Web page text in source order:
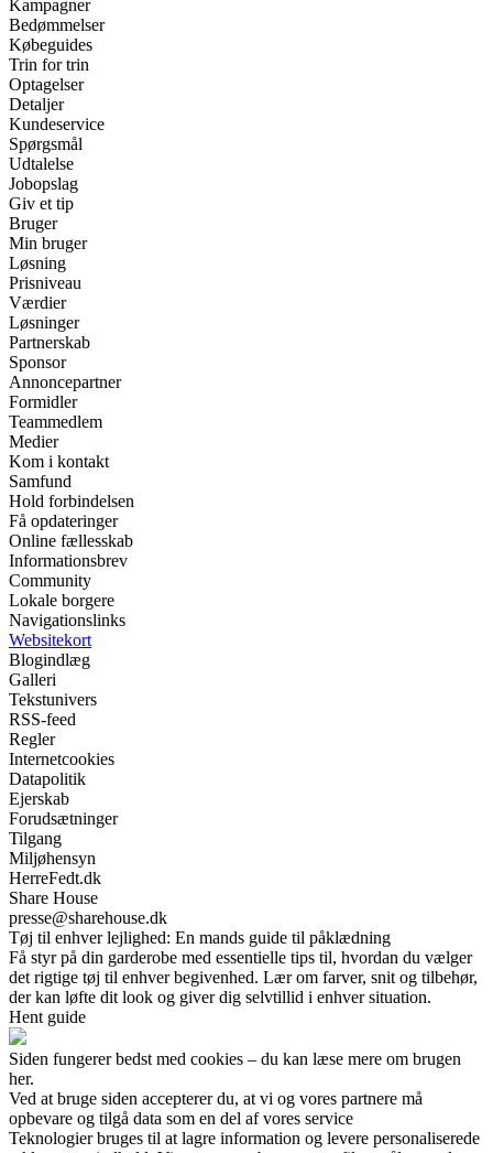
Kampagner
Bedømmelser
Købeguides
Trin for trin
Optagelser
Detaljer
Kundeservice
Spørgsmål
Udtalelse
Jobopslag
Giv et tip
Bruger
Min bruger
Løsning
Prisniveau
Værdier
Løsninger
Partnerskab
Sponsor
Annoncepartner
Formidler
Teammedlem
Medier
Kom i kontakt
Samfund
Hold forbindelsen
Få opdateringer
Online fællesskab
Informationsbrev
Community
Lokale borgere
Navigationslinks
Websitekort
Blogindlæg
Galleri
Tekstunivers
RSS-feed
Regler
Internetcookies
Datapolitik
Ejerskab
Forudsætninger
Tilgang
Miljøhensyn
HerreFedt.dk
Share House
presse@sharehouse.dk
Tøj til enhver lejlighed: En mands guide til påklædning
Få styr på din garderobe med essentielle tips til, hvordan du vælger
det rigtige tøj til enhver begivenhed. Lær om farver, snit og tilbehør,
der kan løfte dit look og giver dig selvtillid i enhver situation.
Hent guide
Siden fungerer bedst med cookies – du kan læse mere om brugen
her.
Ved at bruge siden accepterer du, at vi og vores partnere må
opbevare og tilgå data som en del af vores service
Teknologier bruges til at lagre information og levere personaliserede